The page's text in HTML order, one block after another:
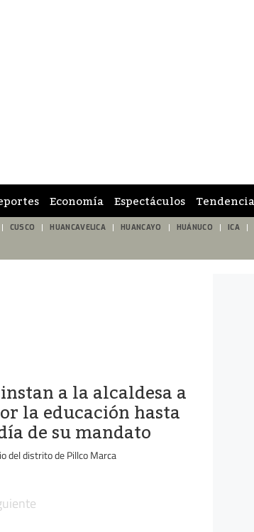
Economía Espectáculos Tendencia
CUSCO HUANCAVELICA HUANCAYO HUÁNUCO ICA
a la alcaldesa a
la educación hasta
de su mandato
del distrito de Pillco Marca